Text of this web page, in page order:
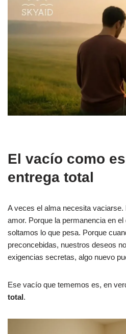
El vacío como
entrega total
A veces el alma necesita vaciarse.
amor. Porque la permanencia en
soltamos lo que pesa. Porque
preconcebidas, nuestros deseos
exigencias secretas, algo nuevo
Ese vacío que tememos es, en
total.